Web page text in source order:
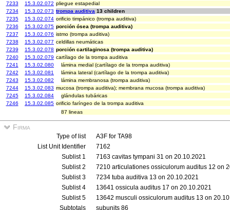
7233
15.3.02.072 pliegue estapedial
7234
15.3.02.073 trompa auditiva 13 children
7235
15.3.02.074 orificio timpánico (trompa auditiva)
7236
15.3.02.075 porción ósea (trompa auditiva)
7237
15.3.02.076 istmo (trompa auditiva)
7238
15.3.02.077 celdillas neumáticas
7239
15.3.02.078 porción cartilaginosa (trompa auditiva)
7240
15.3.02.079 cartílago de la trompa auditiva
7241
15.3.02.080
lámina medial (cartílago de la trompa auditiva)
7242
15.3.02.081
lámina lateral (cartílago de la trompa auditiva)
7243
15.3.02.082
lámina membranosa (trompa auditiva)
7244
15.3.02.083 mucosa (trompa auditiva); membrana mucosa (trompa auditiva)
7245
15.3.02.084
glándulas tubáricas
7246
15.3.02.085 orificio faríngeo de la trompa auditiva
87 lineas
Firma
Type of list
A3F for TA98
List Unit Identifier
7162
Sublist 1
7163 cavitas tympani 31 on 20.10.2021
Sublist 2
7210 articulationes ossiculorum auditus 12 on
Sublist 3
7234 tuba auditiva 13 on 20.10.2021
Sublist 4
13641 ossicula auditus 17 on 20.10.2021
Sublist 5
13642 musculi ossiculorum auditus 13 on
Subtotals
subunits 86